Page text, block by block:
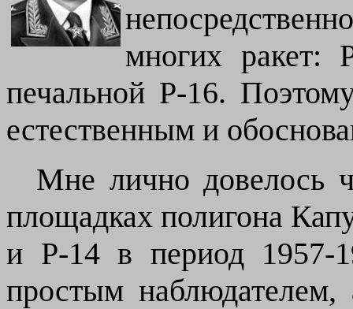
многих
печальной Р-16.
естественным и
Мне лично довелось
площадках полигона
и Р-14 в период 1957-
простым